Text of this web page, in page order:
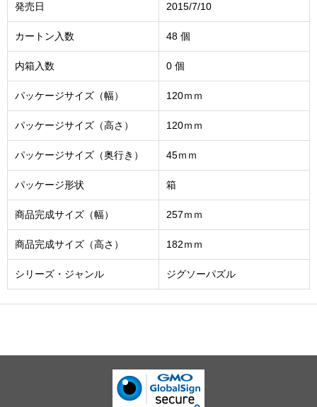
発売日 2015/7/10
カートン入数 48 個
内箱入数 0 個
パッケージサイズ（幅） 120ｍｍ
パッケージサイズ（高さ） 120ｍｍ
パッケージサイズ（奥行き） 45ｍｍ
パッケージ形状 箱
商品完成サイズ（幅） 257ｍｍ
商品完成サイズ（高さ） 182ｍｍ
シリーズ・ジャンル ジグソーパズル